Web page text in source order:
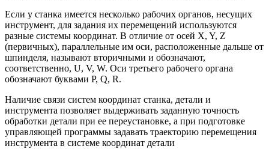
Если у станка имеется несколько рабочих органов, несущих
инструмент, для задания их перемещений используются
разные системы координат. В отличие от осей X, Y, Z
(первичных), параллельные им оси, расположенные дальше от
шпинделя, называют вторичными и обозначают,
соответственно, U, V, W. Оси третьего рабочего органа
обозначают буквами P, Q, R.
Наличие связи систем координат станка, детали и
инструмента позволяет выдерживать заданную точность
обработки детали при ее переустановке, а при подготовке
управляющей программы задавать траекторию перемещения
инструмента в системе координат детали